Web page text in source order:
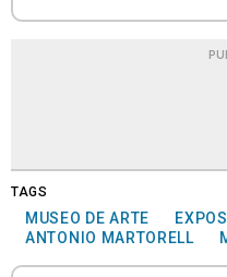
TAGS
MUSEO DE ARTE
ANTONIO MARTORELL